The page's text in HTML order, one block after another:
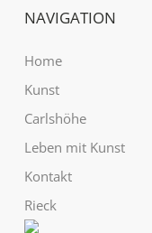
NAVIGATION
Home
Kunst
Carlshöhe
Leben mit Kunst
Kontakt
Rieck